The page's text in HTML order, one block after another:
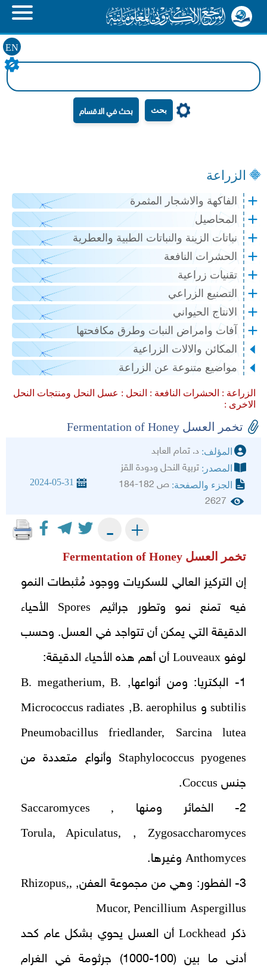
EN
بحث
الزراعة
الفاكهة والاشجار المثمرة
المحاصيل
نباتات الزينة والنباتات الطبية والعطرية
الحشرات النافعة
تقنيات زراعية
التصنيع الزراعي
الانتاج الحيواني
آفات وامراض النبات وطرق مكافحتها
المكائن والالات الزراعية
مواضيع متنوعة عن الزراعة
الزراعة : الحشرات النافعة : النحل : عسل النحل ومنتجات النحل
الاخرى :
تخمر العسل Fermentation of Honey
المؤلف: د. تمام العابد
المصدر: تربية النحل ودودة القز
الجزء والصفحة: ص 182-184 2024-05-31
2627
+
-
تخمر العسل Fermentation of Honey
إن التركيز العالي للسكريات ووجود مُثبطات النمو
فيه تمنع نمو وتطور جراثيم Spores الأحياء
الدقيقة التي يمكن أن تتواجد في العسل. وحسب
لوفو Louveaux أن أهم هذه الأحياء الدقيقة:
1- البكتريا: ومن أنواعها,
B. megatherium, B.
subtilisو B. aerophilus
,
Micrococcus radiates
Sarcina lutea
Pneumobacillus friedlander,
Staphylococcus pyogenes
وأنواع متعددة من
جنس Coccus
.
2- الخمائر ومنها
Saccaromyces ,
Zygosaccharomyces
,
Torula, Apiculatus,
Anthomyces وغيرها.
3- الفطور: وهي من مجموعة العفن,
,Rhizopus,
Aspergillus
Mucor, Pencillium
ذكر Lockheadأن العسل يحوي بشكل عام كحد
أدنى ما بين (100-1000) جرثومة في الغرام